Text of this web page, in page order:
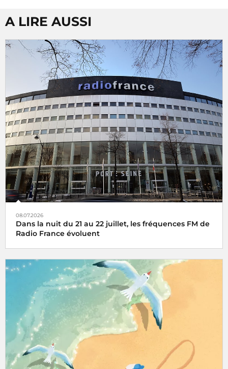
A LIRE AUSSI
08.07.2026
Dans la nuit du 21 au 22 juillet, les fréquences FM de
Radio France évoluent